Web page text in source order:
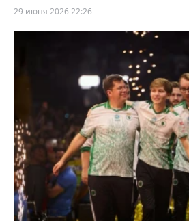
29 июня 2026 22:26